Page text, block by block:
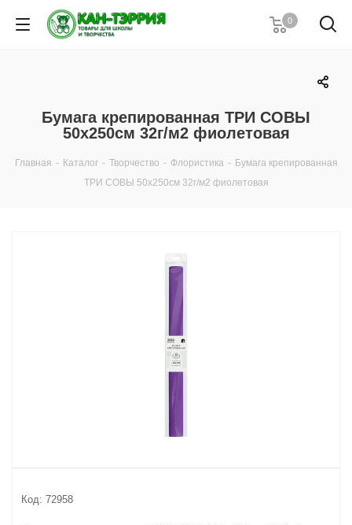
0
Бумага крепированная ТРИ СОВЫ
50х250см 32г/м2 фиолетовая
Главная - Каталог - Творчество - Флористика - Бумага крепированная
ТРИ СОВЫ 50х250см 32г/м2 фиолетовая
Код: 72958